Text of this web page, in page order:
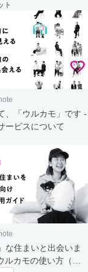
ト
、「ウルカモ」です -
ービスについて
な住まいと出会いま
ルカモの使い方（買